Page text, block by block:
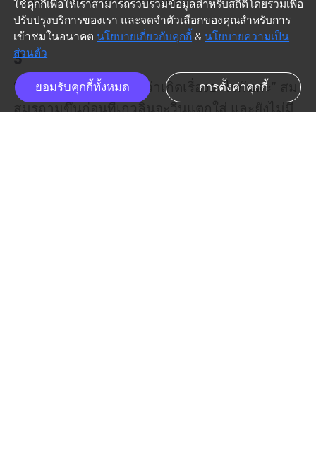
ใช้คุกกี้เพื่อให้เราสามารถรวบรวมข้อมูลสำหรับสถิติโดยรวมเพื่อ
ปรับปรุงบริการของเรา และจดจำตัวเลือกของคุณสำหรับการ
เข้าชมในอนาคต นโยบายเกี่ยวกับคุกกี้ & นโยบายความเป็น
ส่วนตัว
ยอมรับคุกกี้ทั้งหมด การตั้งค่าคุกกี้
3
“ขอโทษนะคะ ไม่ทราบว่าเกิดเรื่องอะไรกันคะ” สม
สมรถามขึ้นก่อนที่เกวลินจะวีนแตกใส่ และยังไม่มี